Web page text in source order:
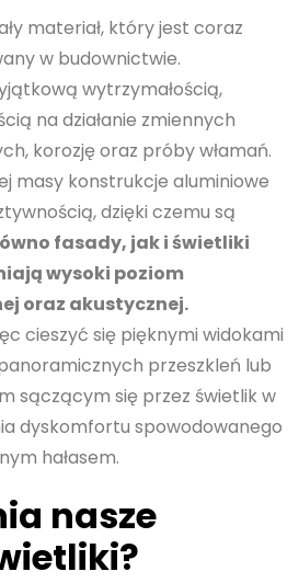
materiał, który jest coraz
w budownictwie.
wytrzymałością,
na działanie zmiennych
korozję oraz próby włamań.
masy konstrukcje aluminiowe
dzięki czemu są
fasady, jak i świetliki
wysoki poziom
oraz akustycznej.
cieszyć się pięknymi widokami
przeszkleń lub
sączącym się przez świetlik w
dyskomfortu spowodowanego
hałasem.
nasze